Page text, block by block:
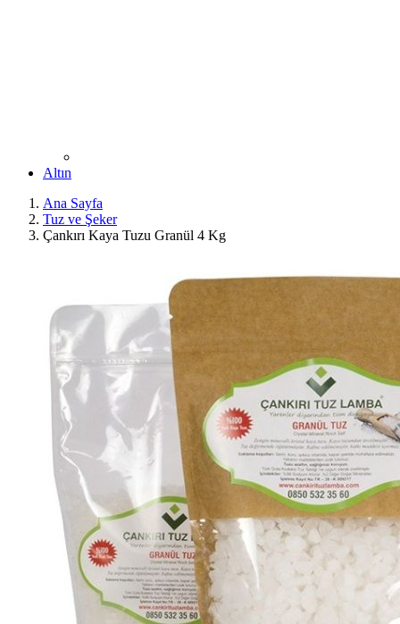
Altın
Ana Sayfa
Tuz ve Şeker
Çankırı Kaya Tuzu Granül 4 Kg